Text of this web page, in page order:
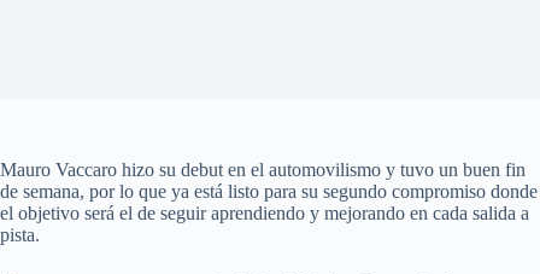
Mauro Vaccaro hizo su debut en el automovilismo y tuvo un buen fin
de semana, por lo que ya está listo para su segundo compromiso donde
el objetivo será el de seguir aprendiendo y mejorando en cada salida a
pista.